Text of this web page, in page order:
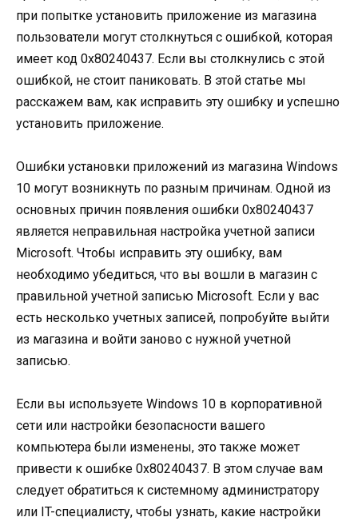
при попытке установить приложение из магазина
пользователи могут столкнуться с ошибкой, которая
имеет код 0x80240437. Если вы столкнулись с этой
ошибкой, не стоит паниковать. В этой статье мы
расскажем вам, как исправить эту ошибку и успешно
установить приложение.
Ошибки установки приложений из магазина Windows
10 могут возникнуть по разным причинам. Одной из
основных причин появления ошибки 0x80240437
является неправильная настройка учетной записи
Microsoft. Чтобы исправить эту ошибку, вам
необходимо убедиться, что вы вошли в магазин с
правильной учетной записью Microsoft. Если у вас
есть несколько учетных записей, попробуйте выйти
из магазина и войти заново с нужной учетной
записью.
Если вы используете Windows 10 в корпоративной
сети или настройки безопасности вашего
компьютера были изменены, это также может
привести к ошибке 0x80240437. В этом случае вам
следует обратиться к системному администратору
или IT-специалисту, чтобы узнать, какие настройки